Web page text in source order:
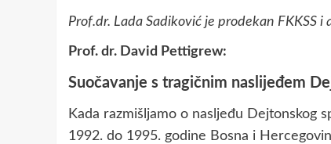
Prof.dr. Lada Sadiković je prodekan FKKSS
Prof. dr. David Pettigrew:
Suočavanje s tragičnim naslijeđem
Kada razmišljamo o nasljeđu Dejtonskog
1992. do 1995. godine Bosna i